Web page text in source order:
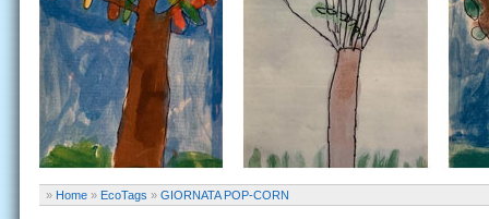
» Home » EcoTags » GIORNATA POP-CORN